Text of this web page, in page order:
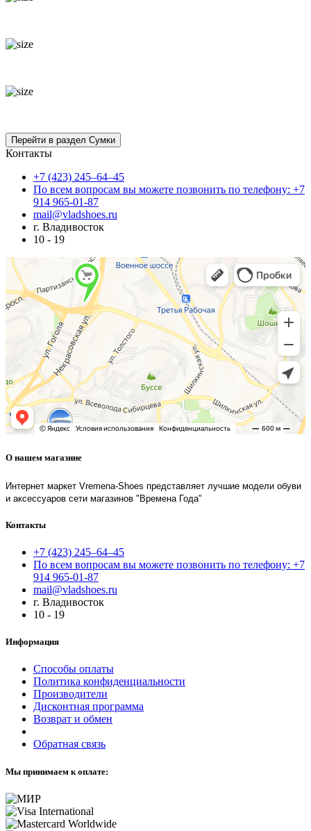
Контакты
+7 (423) 245–64–45
По всем вопросам вы можете позвонить по телефону: +7
914 965-01-87
mail@vladshoes.ru
г. Владивосток
10 - 19
О нашем магазине
Интернет маркет Vremena-Shoes представляет лучшие модели обуви
и аксессуаров сети магазинов "Времена Года"
Контакты
+7 (423) 245–64–45
По всем вопросам вы можете позвонить по телефону: +7
914 965-01-87
mail@vladshoes.ru
г. Владивосток
10 - 19
Информация
Способы оплаты
Политика конфиденциальности
Производители
Дисконтная программа
Возврат и обмен
Обратная связь
Мы принимаем к оплате: